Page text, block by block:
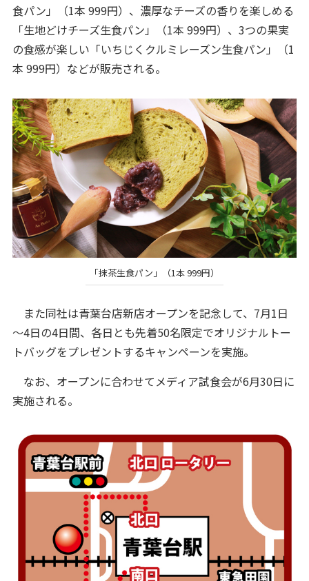
食パン」（1本 999円）、濃厚なチーズの香りを楽しめる
「生地どけチーズ生食パン」（1本 999円）、3つの果実
の食感が楽しい「いちじくクルミレーズン生食パン」（1
本 999円）などが販売される。
「抹茶生食パン」（1本 999円）
また同社は青葉台店新店オープンを記念して、7月1日
～4日の4日間、各日とも先着50名限定でオリジナルトー
トバッグをプレゼントするキャンペーンを実施。
なお、オープンに合わせてメディア試食会が6月30日に
実施される。